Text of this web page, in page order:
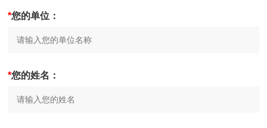
*您的单位：
*您的姓名：